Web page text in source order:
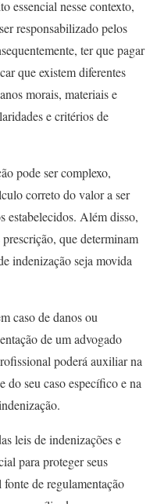
essencial nesse contexto,
responsabilizado pelos
ter que pagar
que existem diferentes
morais, materiais e
e critérios de
pode ser complexo,
correto do valor a ser
estabelecidos. Além disso,
que determinam
indenização seja movida
caso de danos ou
de um advogado
poderá auxiliar na
do seu caso específico e na
leis de indenizações e
para proteger seus
de regulamentação